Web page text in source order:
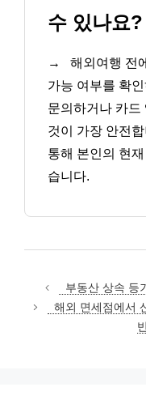
수 있나요?
→
해외여행 전
가능 여부를 확
문의하거나 카드
것이 가장 안전
통해 본인의 현
습니다.
부동산 상속 등
해외 면세점에서